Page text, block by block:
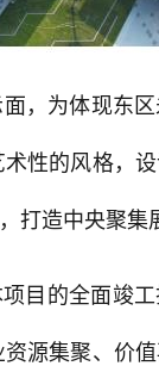
，为体现东
性的风格，
打造中央聚集
目的全面竣
源集聚、价